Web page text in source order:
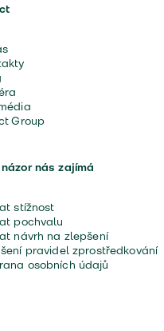
Group
nás zajímá
stížnost
pochvalu
návrh na zlepšení
pravidel zprostředkování
osobních údajů